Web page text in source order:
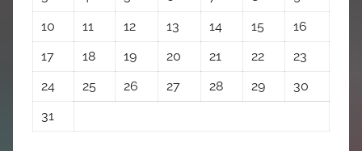
10
11 12 13 14 15
16
17
18 19 20 21 22
23
24
25 26 27 28 29
30
31